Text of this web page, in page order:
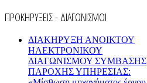
ΠΡΟΚΗΡΥΞΕΙΣ - ΔΙΑΓΩΝΙΣΜΟΙ
ΔΙΑΚΗΡΥΞΗ ΑΝΟΙΚΤΟΥ
ΗΛΕΚΤΡΟΝΙΚΟΥ
ΔΙΑΓΩΝΙΣΜΟΥ ΣΥΜΒΑΣΗΣ
ΠΑΡΟΧΗΣ ΥΠΗΡΕΣΙΑΣ: